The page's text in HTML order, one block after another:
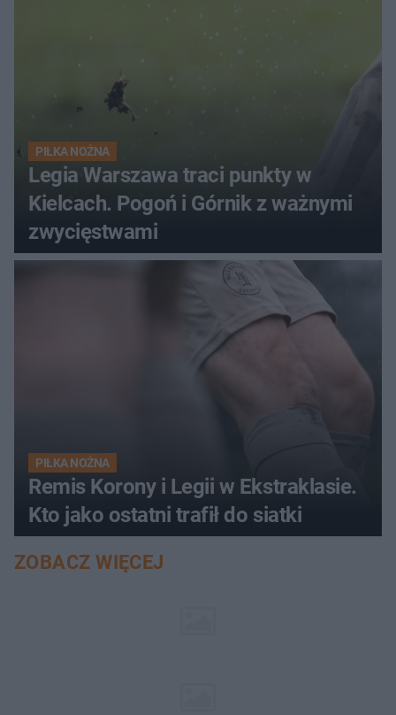
PIŁKA NOŻNA
Legia Warszawa traci punkty w
Kielcach. Pogoń i Górnik z ważnymi
zwycięstwami
PIŁKA NOŻNA
Remis Korony i Legii w Ekstraklasie.
Kto jako ostatni trafił do siatki
ZOBACZ WIĘCEJ